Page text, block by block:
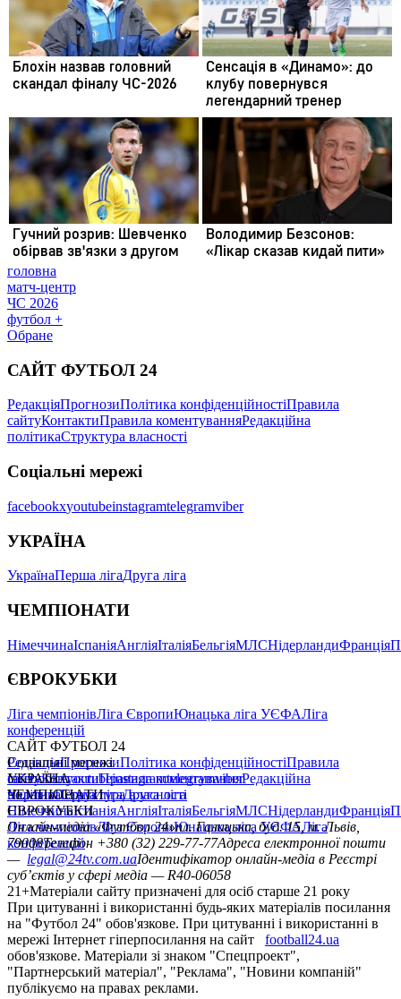
головна
матч-центр
ЧС 2026
футбол +
Обране
САЙТ ФУТБОЛ 24
РедакціяПрогнозиПолітика конфіденційностіПравила
сайтуКонтактиПравила коментуванняРедакційна
політикаСтруктура власності
Соціальні мережі
facebookxyoutubeinstagramtelegramviber
УКРАЇНА
УкраїнаПерша лігаДруга ліга
ЧЕМПІОНАТИ
НімеччинаІспаніяАнгліяІталіяБельгіяМЛСНідерландиФранція
ЄВРОКУБКИ
Ліга чемпіонівЛіга ЄвропиЮнацька ліга УЄФАЛіга
конференцій
САЙТ ФУТБОЛ 24
РедакціяПрогнозиПолітика конфіденційностіПравила
сайтуКонтактиПравила коментуванняРедакційна
політикаСтруктура власності
Соціальні мережі
facebookxyoutubeinstagramtelegramviber
УКРАЇНА
УкраїнаПерша лігаДруга ліга
ЧЕМПІОНАТИ
НімеччинаІспаніяАнгліяІталіяБельгіяМЛСНідерландиФранція
ЄВРОКУБКИ
Ліга чемпіонівЛіга ЄвропиЮнацька ліга УЄФАЛіга
конференцій
Онлайн-медіа «Футбол 24»пл. Галицька, буд. 15, м. Львів,
79008Телефон +380 (32) 229-77-77Адреса електронної пошти
— legal@24tv.com.uaІдентифікатор онлайн-медіа в Реєстрі
суб’єктів у сфері медіа — R40-06058
21+Матеріали сайту призначені для осіб старше 21 року
При цитуванні і використанні будь-яких матеріалів посилання
на "Футбол 24" обов'язкове. При цитуванні і використанні в
мережі Інтернет гіперпосилання на сайт
football24.ua
обов'язкове. Матеріали зі знаком "Спецпроект",
"Партнерський матеріал", "Реклама", "Новини компаній"
публікуємо на правах реклами.